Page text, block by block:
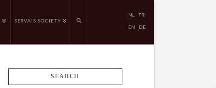
SERVAIS SOCIETY
NL FR
EN DE
SEARCH